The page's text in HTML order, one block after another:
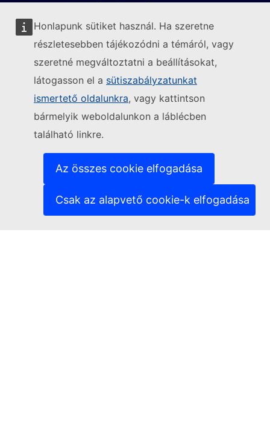
Honlapunk sütiket használ. Ha szeretne
részletesebben tájékozódni a témáról, vagy
szeretné megváltoztatni a beállításokat,
látogasson el a sütiszabályzatunkat
ismertető oldalunkra, vagy kattintson
bármelyik weboldalunkon a láblécben
található linkre.
Az összes cookie elfogadása
Csak az alapvető cookie-k elfogadása
Kövesse az Európai Bizottságot
Kapcsolatfelvétel(Külső hivatkozás)
Informatikai sebezhetőség bejelentése
Nyelvek a weboldalainkon(Külső hivatkozás)
(Külső hivatkozás)
Adatvédelem
Jogi nyilatkozat
(Külső hivatkozás)